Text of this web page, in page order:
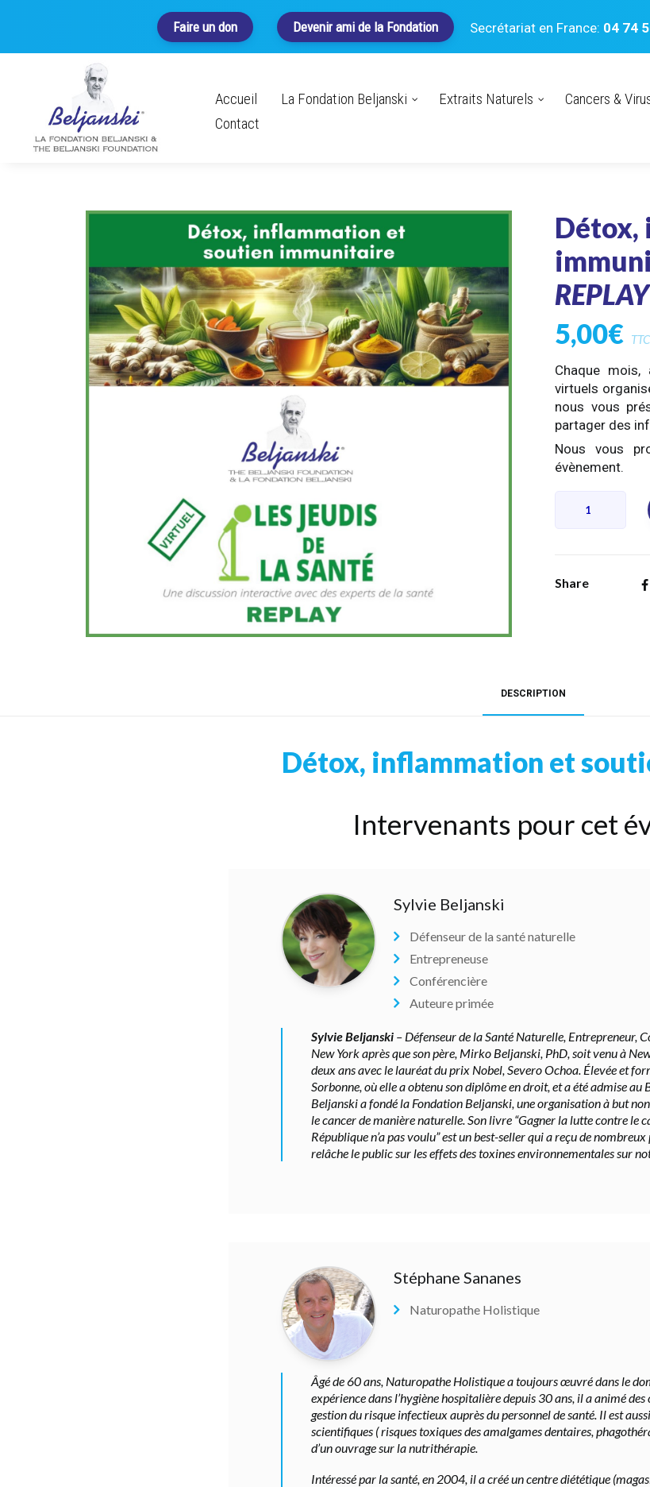
Secrétariat en France: 04 74
Faire un don Devenir ami de la Fondation
Accueil La Fondation Beljanski Extraits Naturels Cancers &
Contact
Détox,
REPLAY
5,00€ TTC
Chaque
virtuels
nous vous
partager des
Nous vous
évènement.
inflammation
Share
DESCRIPTION
Détox, inflammation et
Intervenants pour cet
Sylvie Beljanski
Défenseur de la santé naturelle
Entrepreneuse
Conférencière
Auteure primée
Sylvie Beljanski – Défenseur de la Santé Naturelle, Entrepreneur,
New York après que son père, Mirko Beljanski, PhD, soit venu à
deux ans avec le lauréat du prix Nobel, Severo Ochoa. Élevée et
Sorbonne, où elle a obtenu son diplôme en droit, et a été admise
Beljanski a fondé la Fondation Beljanski, une organisation à but
le cancer de manière naturelle. Son livre “Gagner la lutte contre le
République n’a pas voulu” est un best-seller qui a reçu de
relâche le public sur les effets des toxines environnementales sur
Stéphane Sananes
Naturopathe Holistique
Âgé de 60 ans, Naturopathe Holistique a toujours œuvré dans le
expérience dans l’hygiène hospitalière depuis 30 ans, il a animé
gestion du risque infectieux auprès du personnel de santé. Il est
scientifiques ( risques toxiques des amalgames dentaires,
d’un ouvrage sur la nutrithérapie.
Intéressé par la santé, en 2004, il a créé un centre diététique